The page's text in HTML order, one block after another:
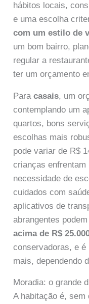
hábitos locais,
e uma escolha
com um estilo de
um bom bairro,
regular a
ter um orçamento
Paracasais, um
contemplando um
quartos, bons
escolhas mais
pode variar de R$
crianças enfrentam
necessidade de
cuidados com
aplicativos de
abrangentes
acima de R$
conservadoras, e
mais, dependendo
Moradia: o grande
A habitação é, sem